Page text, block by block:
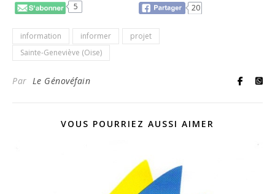
5 20
information informer
projet
Sainte-Geneviève (Oise)
Par Le Génovéfain
VOUS POURRIEZ AUSSI AIMER